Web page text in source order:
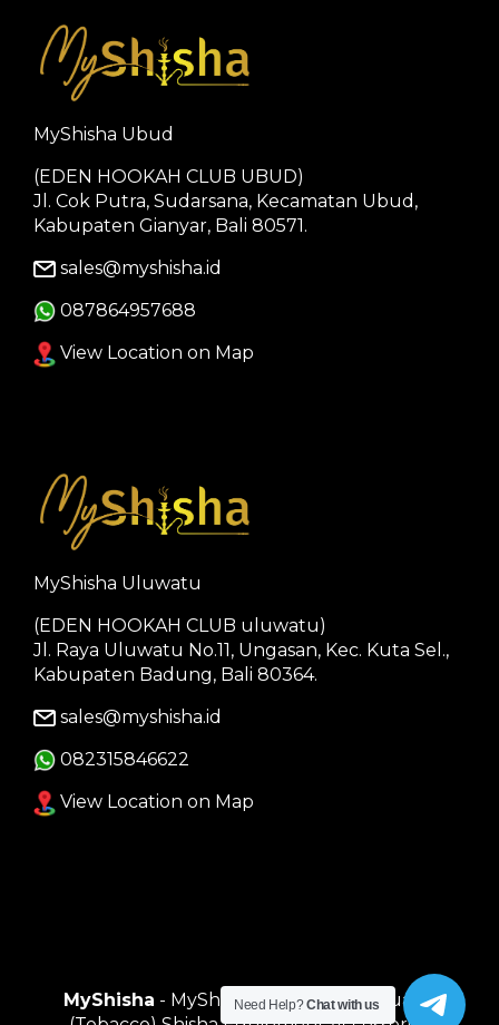
MyShisha Ubud
(EDEN HOOKAH CLUB UBUD)
Jl. Cok Putra, Sudarsana, Kecamatan Ubud,
Kabupaten Gianyar, Bali 80571.
sales@myshisha.id
087864957688
View Location on Map
MyShisha Uluwatu
(EDEN HOOKAH CLUB uluwatu)
Jl. Raya Uluwatu No.11, Ungasan, Kec. Kuta Sel.,
Kabupaten Badung, Bali 80364.
sales@myshisha.id
082315846622
View Location on Map
MyShisha - MyShisha adalah Toko Muasal
Need Help?Chat with us